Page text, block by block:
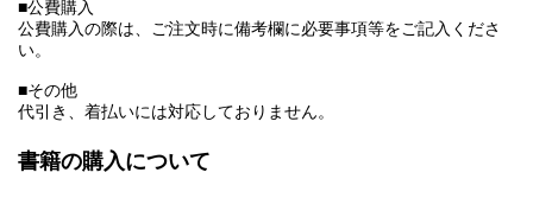
■公費購入
公費購入の際は、ご注文時に備考欄に必要事項等をご記入くださ
い。
■その他
代引き、着払いには対応しておりません。
書籍の購入について